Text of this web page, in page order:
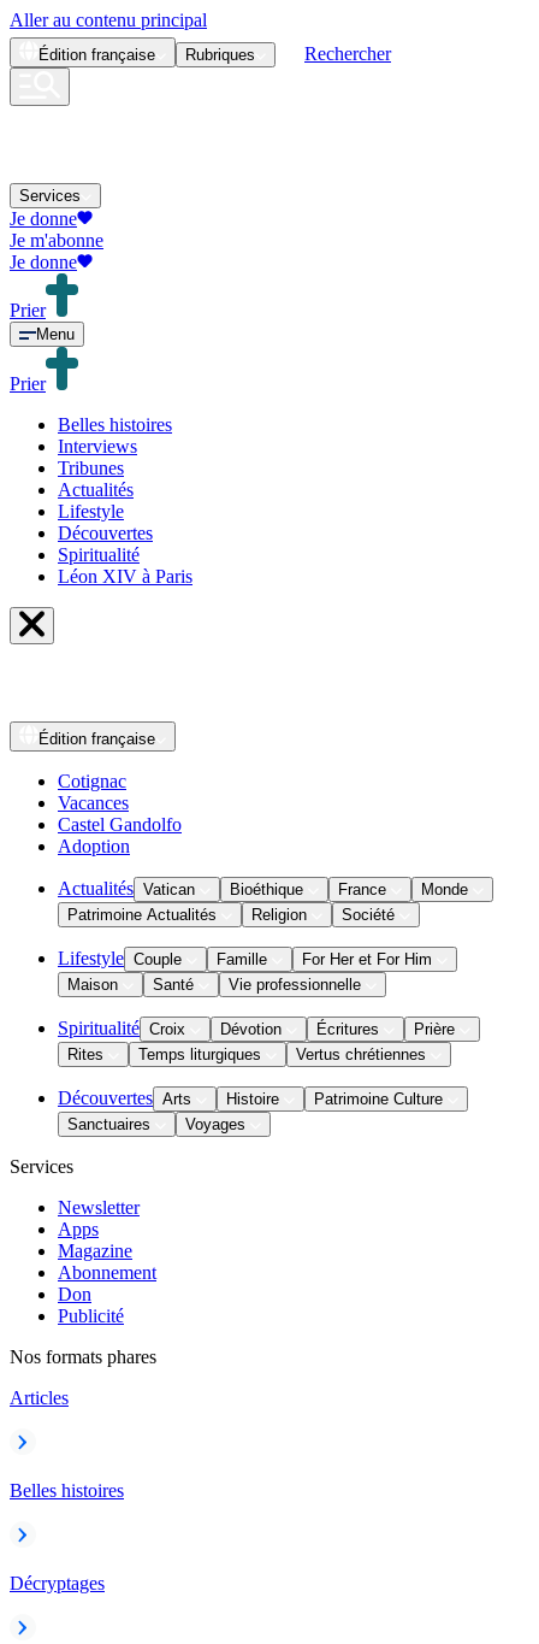
Aller au contenu principal
Édition française Rubriques Rechercher
Services
Je donne
Je m'abonne
Je donne
Prier
Menu
Prier
Belles histoires
Interviews
Tribunes
Actualités
Lifestyle
Découvertes
Spiritualité
Léon XIV à Paris
Édition française
Cotignac
Vacances
Castel Gandolfo
Adoption
Actualités Vatican Bioéthique France
Monde
Patrimoine Actualités
Religion Société
Lifestyle Couple Famille
For Her et For Him
Maison
Santé Vie professionnelle
Spiritualité Croix Dévotion Écritures
Prière
Rites
Temps liturgiques Vertus chrétiennes
Découvertes Arts Histoire
Patrimoine Culture
Sanctuaires
Voyages
Services
Newsletter
Apps
Magazine
Abonnement
Don
Publicité
Nos formats phares
Articles
Belles histoires
Décryptages